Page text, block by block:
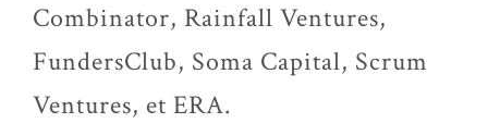
Combinator, Rainfall Ventures,
FundersClub, Soma Capital, Scrum
Ventures, et ERA.